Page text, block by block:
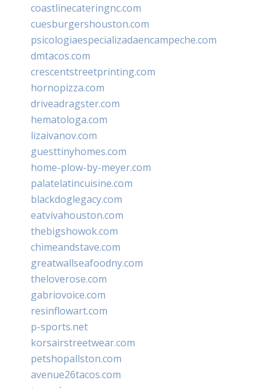
coastlinecateringnc.com
cuesburgershouston.com
psicologiaespecializadaencampeche.com
dmtacos.com
crescentstreetprinting.com
hornopizza.com
driveadragster.com
hematologa.com
lizaivanov.com
guesttinyhomes.com
home-plow-by-meyer.com
palatelatincuisine.com
blackdoglegacy.com
eatvivahouston.com
thebigshowok.com
chimeandstave.com
greatwallseafoodny.com
theloverose.com
gabriovoice.com
resinflowart.com
p-sports.net
korsairstreetwear.com
petshopallston.com
avenue26tacos.com